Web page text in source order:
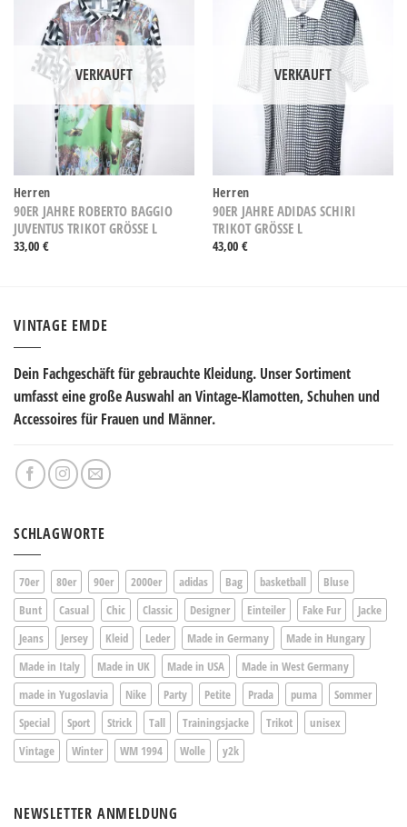
VERKAUFT
Herren
90ER JAHRE ROBERTO BAGGIO
JUVENTUS TRIKOT GRÖSSE L
33,00 €
VERKAUFT
Herren
90ER JAHRE ADIDAS SCHIRI
TRIKOT GRÖSSE L
43,00 €
VINTAGE EMDE
Dein Fachgeschäft für gebrauchte Kleidung. Unser Sortiment
umfasst eine große Auswahl an Vintage-Klamotten, Schuhen und
Accessoires für Frauen und Männer.
SCHLAGWORTE
70er 80er 90er 2000er adidas Bag basketball
Bluse
Bunt
Casual Chic Classic Designer Einteiler Fake Fur
Jacke
Jeans
Jersey Kleid Leder Made in Germany
Made in Hungary
Made in Italy
Made in UK Made in USA
Made in West Germany
made in Yugoslavia
Nike Party Petite Prada puma
Sommer
Special
Sport Strick Tall Trainingsjacke Trikot
unisex
Vintage
Winter WM 1994 Wolle y2k
NEWSLETTER ANMELDUNG